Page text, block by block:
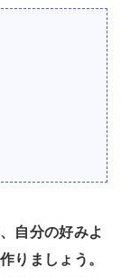
自分の好みよ
りましょう。